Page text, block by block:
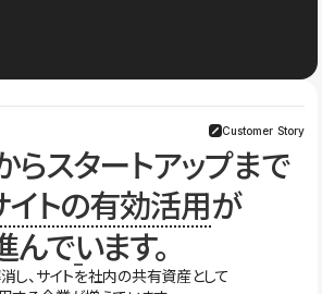
Customer Story
スタートアップまで
トの有効活用が
んでいます。
し、サイトを社内の共有資産として